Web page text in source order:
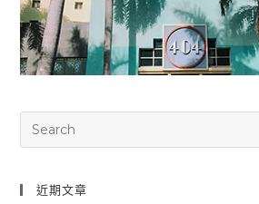
近期文章